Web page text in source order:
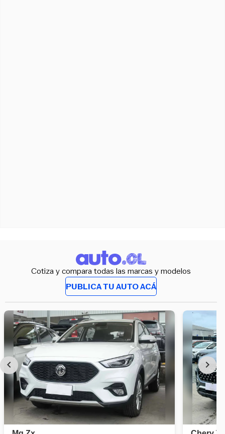
Cotiza y compara todas las marcas y modelos
PUBLICA TU AUTO ACÁ